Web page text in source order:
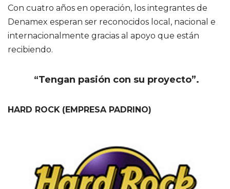
Con cuatro años en operación, los integrantes de
Denamex esperan ser reconocidos local, nacional e
internacionalmente gracias al apoyo que están
recibiendo.
“Tengan pasión con su proyecto”.
HARD ROCK (EMPRESA PADRINO)